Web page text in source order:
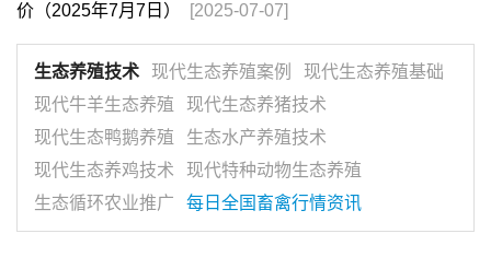
价（2025年7月7日）
[2025-07-07]
生态养殖技术 现代生态养殖案例
现代生态养殖基础
现代牛羊生态养殖
现代生态养猪技术
现代生态鸭鹅养殖
生态水产养殖技术
现代生态养鸡技术
现代特种动物生态养殖
生态循环农业推广
每日全国畜禽行情资讯